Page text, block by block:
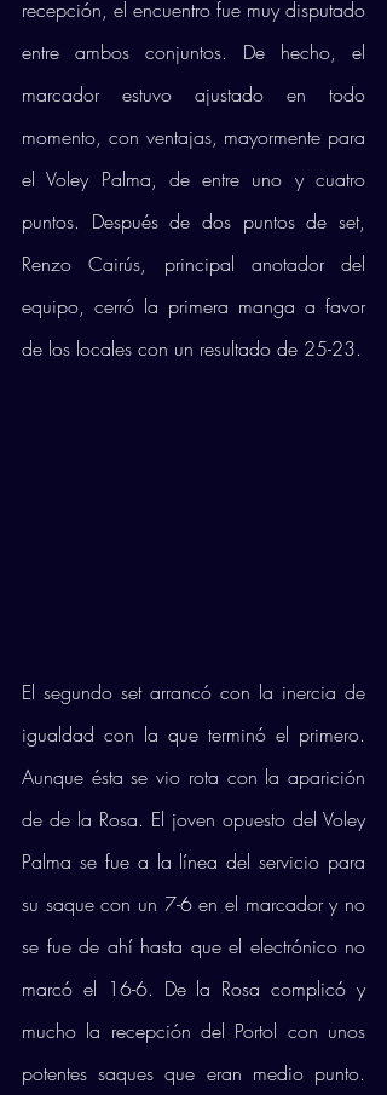
recepción, el encuentro fue muy disputado
entre ambos conjuntos. De hecho, el
marcador estuvo ajustado en todo
momento, con ventajas, mayormente para
el Voley Palma, de entre uno y cuatro
puntos. Después de dos puntos de set,
Renzo Cairús, principal anotador del
equipo, cerró la primera manga a favor
El segundo set arrancó con la inercia de
igualdad con la que terminó el primero.
Aunque ésta se vio rota con la aparición
de de la Rosa. El joven opuesto del Voley
Palma se fue a la línea del servicio para
su saque con un 7-6 en el marcador y no
se fue de ahí hasta que el electrónico no
marcó el 16-6. De la Rosa complicó y
mucho la recepción del Portol con unos
potentes saques que eran medio punto.